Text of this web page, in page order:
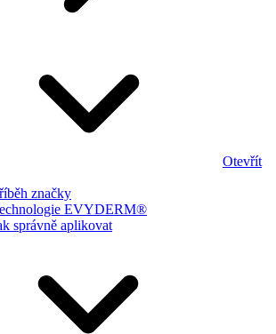
Otevřít
značky
EVYDERM®
správně aplikovat